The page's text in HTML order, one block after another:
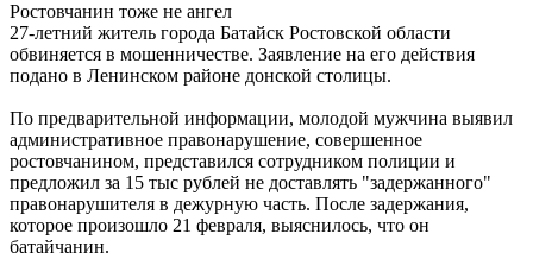
Ростовчанин тоже не ангел
27-летний житель города Батайск Ростовской области
обвиняется в мошенничестве. Заявление на его действия
подано в Ленинском районе донской столицы.
По предварительной информации, молодой мужчина выявил
административное правонарушение, совершенное
ростовчанином, представился сотрудником полиции и
предложил за 15 тыс рублей не доставлять "задержанного"
правонарушителя в дежурную часть. После задержания,
которое произошло 21 февраля, выяснилось, что он
батайчанин.